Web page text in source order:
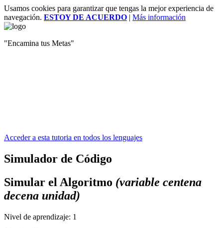
Usamos cookies para garantizar que tengas la mejor experiencia de
navegación. ESTOY DE ACUERDO | Más información
"Encamina tus Metas"
Acceder a esta tutoria en todos los lenguajes
Simulador de Código
Simular el Algoritmo (variable centena
decena unidad)
Nivel de aprendizaje: 1